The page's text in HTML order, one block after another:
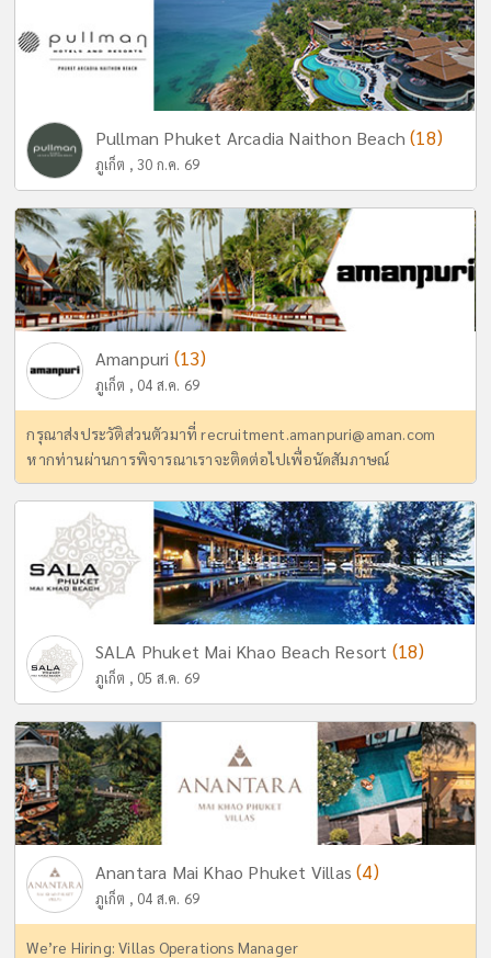
Pullman Phuket Arcadia Naithon Beach(18)
ภูเก็ต , 30 ก.ค. 69
Amanpuri (13)
ภูเก็ต , 04 ส.ค. 69
กรุณาส่งประวัติส่วนตัวมาที่recruitment.amanpuri@aman.com
หากท่านผ่านการพิจารณาเราจะติดต่อไปเพื่อนัดสัมภาษณ์
SALA Phuket Mai Khao Beach Resort (18)
ภูเก็ต , 05 ส.ค. 69
Anantara Mai Khao Phuket Villas(4)
ภูเก็ต , 04 ส.ค. 69
We’re Hiring: Villas Operations Manager